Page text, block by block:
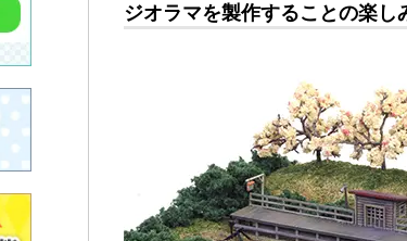
ジオラマを製作することの楽し